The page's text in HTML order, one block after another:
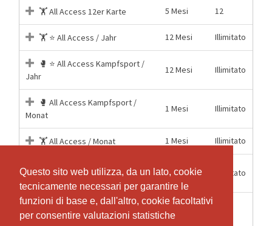
Questo sito web utilizza, da un lato, cookie
tecnicamente necessari per garantire le
funzioni di base e, dall'altro, cookie facoltativi
per consentire valutazioni statistiche
Questo sito web utilizza, da un lato, cookie
tecnicamente necessari per garantire le
funzioni di base e, dall'altro, cookie facoltativi
per consentire valutazioni statistiche
🏋️ All Access 12er Karte 5 Mesi 12
🏋️ ⭐ All Access / Jahr 12 Mesi Illimitato
🥊 ⭐ All Access Kampfsport /
Jahr
12 Mesi Illimitato
🥊 All Access Kampfsport /
Monat
1 Mesi Illimitato
🏋️ All Access / Monat 1 Mesi Illimitato
🏋️ All Access / Woche
Settimane
Illimitato
🎟️ DropIn
1
Settimane